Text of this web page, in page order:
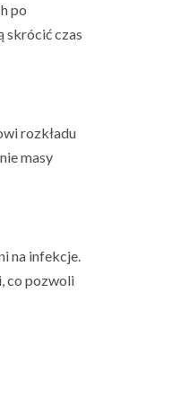
po
skrócić czas
rozkładu
masy
na infekcje.
co pozwoli